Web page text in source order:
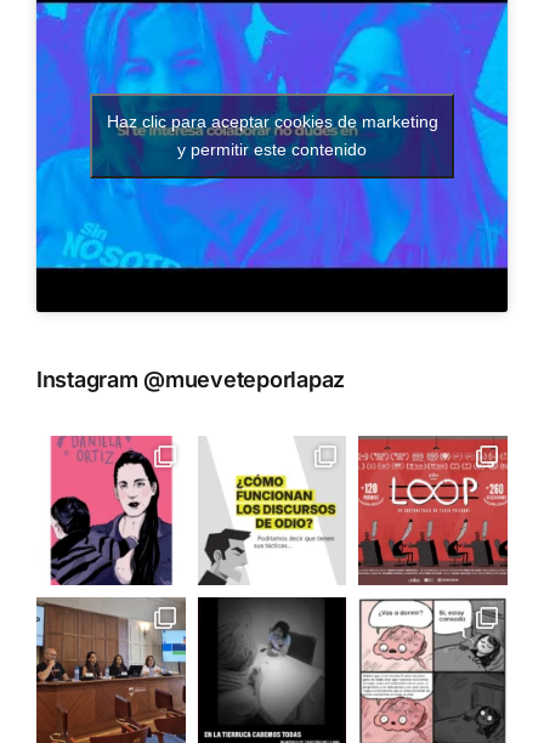
Haz clic para aceptar cookies de marketing
y permitir este contenido
Instagram @mueveteporlapaz